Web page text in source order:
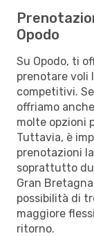
Opodo
Su Opodo, ti
prenotare voli
competitivi.
offriamo
molte opzioni
Tuttavia, è
prenotazioni
soprattutto
Gran
possibilità di
maggiore
ritorno.